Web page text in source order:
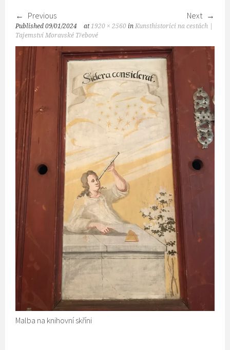
Previous Next
Published09/01/2024 at1920 × 2560 inKunsthistorici na cestách |
Tajemství Moravské Třebové
Malba na knihovní skříni